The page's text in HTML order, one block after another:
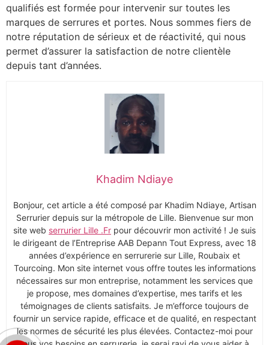
qualifiés est formée pour intervenir sur toutes les
marques de serrures et portes. Nous sommes fiers de
notre réputation de sérieux et de réactivité, qui nous
permet d’assurer la satisfaction de notre clientèle
depuis tant d’années.
Khadim Ndiaye
Bonjour, cet article a été composé par Khadim Ndiaye, Artisan
Serrurier depuis sur la métropole de Lille. Bienvenue sur mon
site web serrurier Lille .Fr pour découvrir mon activité ! Je suis
le dirigeant de l’Entreprise AAB Depann Tout Express, avec 18
années d’expérience en serrurerie sur Lille, Roubaix et
Tourcoing. Mon site internet vous offre toutes les informations
nécessaires sur mon entreprise, notamment les services que
je propose, mes domaines d’expertise, mes tarifs et les
témoignages de clients satisfaits. Je m’efforce toujours de
fournir un service rapide, efficace et de qualité, en respectant
les normes de sécurité les plus élevées. Contactez-moi pour